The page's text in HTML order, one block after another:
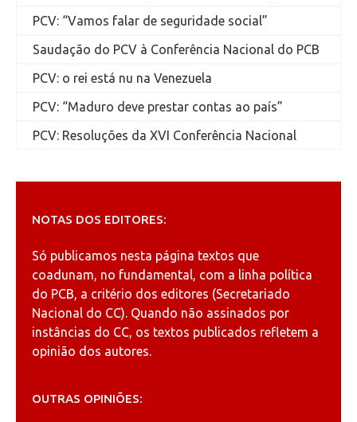
PCV: “Vamos falar de seguridade social”
Saudação do PCV à Conferência Nacional do PCB
PCV: o rei está nu na Venezuela
PCV: “Maduro deve prestar contas ao país”
PCV: Resoluções da XVI Conferência Nacional
NOTAS DOS EDITORES:
Só publicamos nesta página textos que
coadunam, no fundamental, com a linha política
do PCB, a critério dos editores (Secretariado
Nacional do CC). Quando não assinados por
instâncias do CC, os textos publicados refletem a
opinião dos autores.
OUTRAS OPINIÕES: